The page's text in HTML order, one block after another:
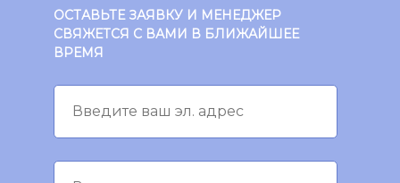
ОСТАВЬТЕ ЗАЯВКУ И МЕНЕДЖЕР
СВЯЖЕТСЯ С ВАМИ В БЛИЖАЙШЕЕ
ВРЕМЯ